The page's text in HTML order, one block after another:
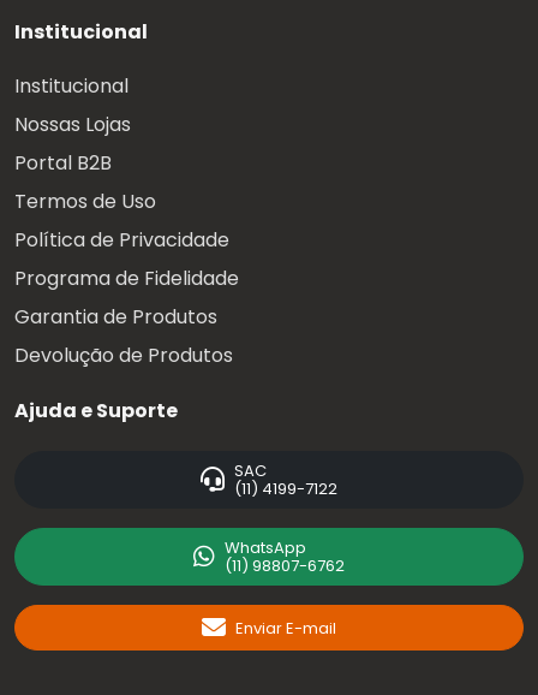
Institucional
Institucional
Nossas Lojas
Portal B2B
Termos de Uso
Política de Privacidade
Programa de Fidelidade
Garantia de Produtos
Devolução de Produtos
Ajuda e Suporte
SAC
(11) 4199-7122
WhatsApp
(11) 98807-6762
Enviar E-mail